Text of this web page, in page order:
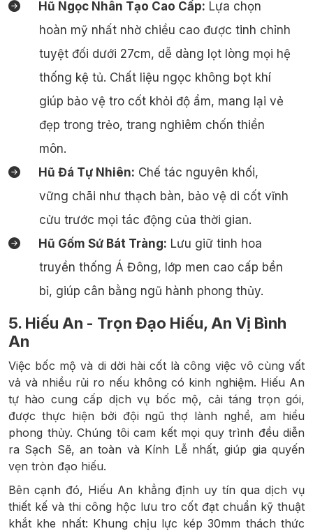
Hũ Ngọc Nhân Tạo Cao Cấp: Lựa chọn
hoàn mỹ nhất nhờ chiều cao được tinh chỉnh
tuyệt đối dưới 27cm, dễ dàng lọt lòng mọi hệ
thống kệ tủ. Chất liệu ngọc không bọt khí
giúp bảo vệ tro cốt khỏi độ ẩm, mang lại vẻ
đẹp trong trẻo, trang nghiêm chốn thiền
môn.
Hũ Đá Tự Nhiên: Chế tác nguyên khối,
vững chãi như thạch bàn, bảo vệ di cốt vĩnh
cửu trước mọi tác động của thời gian.
Hũ Gốm Sứ Bát Tràng: Lưu giữ tinh hoa
truyền thống Á Đông, lớp men cao cấp bền
bỉ, giúp cân bằng ngũ hành phong thủy.
5. Hiếu An - Trọn Đạo Hiếu, An Vị Bình
An
Việc bốc mộ và di dời hài cốt là công việc vô cùng vất
vả và nhiều rủi ro nếu không có kinh nghiệm. Hiếu An
tự hào cung cấp dịch vụ bốc mộ, cải táng trọn gói,
được thực hiện bởi đội ngũ thợ lành nghề, am hiểu
phong thủy. Chúng tôi cam kết mọi quy trình đều diễn
ra Sạch Sẽ, an toàn và Kính Lễ nhất, giúp gia quyến
vẹn tròn đạo hiếu.
Bên cạnh đó, Hiếu An khẳng định uy tín qua dịch vụ
thiết kế và thi công hộc lưu tro cốt đạt chuẩn kỹ thuật
khắt khe nhất: Khung chịu lực kép 30mm thách thức